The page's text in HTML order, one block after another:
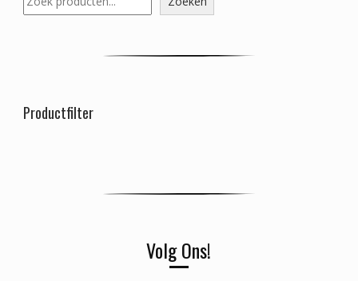
Productfilter
Volg Ons!